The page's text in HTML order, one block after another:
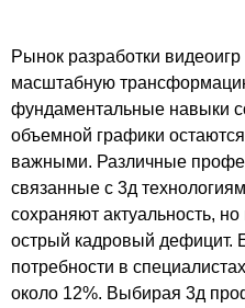
Рынок разработки
масштабную
фундаментальные навыки
объемной графики остаются
важными. Различные
связанные с 3д
сохраняют актуальность,
острый кадровый дефицит.
потребности в
около 12%. Выбирая 3д